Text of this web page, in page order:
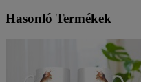
Hasonló Termékek